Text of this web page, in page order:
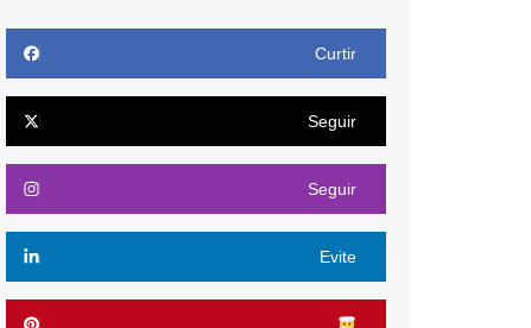
Curtir
Seguir
Seguir
Evite